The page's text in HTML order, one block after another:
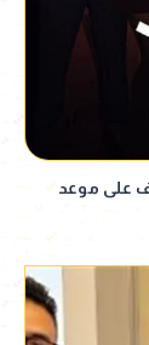
على موعد